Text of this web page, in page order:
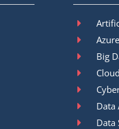
Azure
Big
Cloud
Data
Data